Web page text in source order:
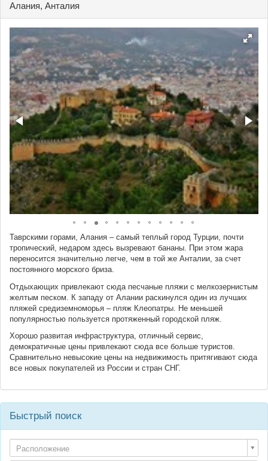
Алания, Анталия
Таврскими горами, Алания – самый теплый город Турции, почти
тропический, недаром здесь вызревают бананы. При этом жара
переносится значительно легче, чем в той же Анталии, за счет
постоянного морского бриза.
Отдыхающих привлекают сюда песчаные пляжи с мелкозернистым
желтым песком. К западу от Алании раскинулся один из лучших
пляжей средиземноморья – пляж Клеопатры. Не меньшей
популярностью пользуется протяженный городской пляж.
Хорошо развитая инфраструктура, отличный сервис,
демократичные цены привлекают сюда все больше туристов.
Сравнительно невысокие цены на недвижимость притягивают сюда
все новых покупателей из России и стран СНГ.
Быстрый поиск
Расположение